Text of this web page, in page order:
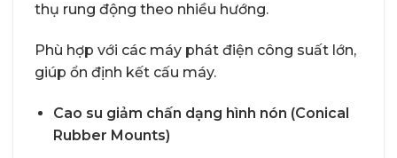
thụ rung động theo nhiều hướng.
Phù hợp với các máy phát điện công suất lớn,
giúp ổn định kết cấu máy.
Cao su giảm chấn dạng hình nón (Conical
Rubber Mounts)